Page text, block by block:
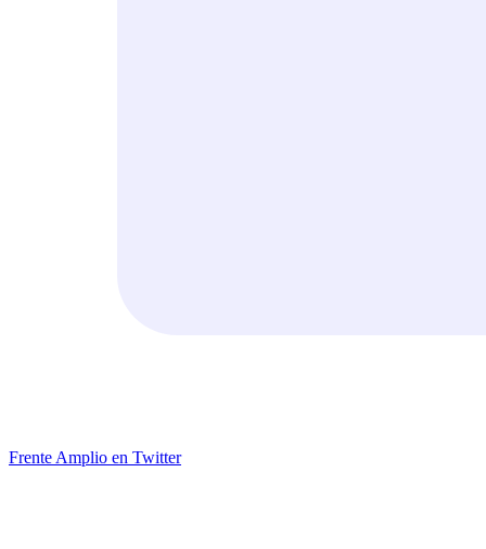
Frente Amplio en Twitter